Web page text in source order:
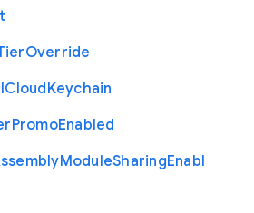
Override
ICloudKeychain
PromoEnabled
ModuleSharingEnabl